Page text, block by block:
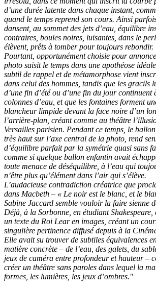
d’une durée latente dans chaque instant,
quand le temps reprend son cours. Ainsi
dansent, au sommet des jets d’eau, équilibre
contraires, boules noires, luisantes, dans le
élèvent, prêts à tomber pour toujours rebondir.
Pourtant, opportunément choisie pour
photo saisit le temps dans une apothéose
subtil de rappel et de métamorphose vient
dans celui des hommes, tandis que les gracils
d’une fin d’été ou d’une fin du jour continuent
colonnes d’eau, et que les fontaines forment
blancheur limpide devant la face noire d’un
l’arrière-plan, créant comme au théâtre
Versailles parisien. Pendant ce temps, le
très haut sur l’axe central de la photo, rend
d’équilibre parfait par la symétrie quasi sans
comme si quelque ballon enfantin avait
toute menace de déséquilibre, à l’eau qui
n’être plus qu’élément dans l’air qui s’élève.
L’audacieuse contradiction créatrice que
dans Macbeth – « Le noir est le blanc, et le
Sabine Jaccard semble vouloir la faire sienne
Déjà, à la Sorbonne, en étudiant Shakespeare,
un texte du Roi Lear en images, créant un
singulière pertinence diffusé depuis à la
Elle avait su trouver de subtiles équivalences
matière concrète – de l’eau, des galets, du
jeux de caméra entre profondeur et hauteur –
créer un théâtre sans paroles dans lequel la
formes, les lumières, les jeux d’ombres."